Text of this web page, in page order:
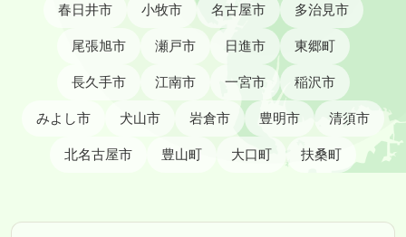
春日井市 小牧市 名古屋市 多治見市
尾張旭市 瀬戸市 日進市 東郷町
長久手市 江南市 一宮市 稲沢市
みよし市 犬山市 岩倉市 豊明市 清須市
北名古屋市 豊山町 大口町 扶桑町